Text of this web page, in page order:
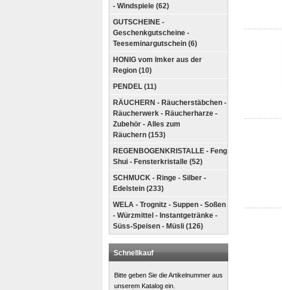
- Windspiele (62)
GUTSCHEINE -
Geschenkgutscheine -
Teeseminargutschein (6)
HONIG vom Imker aus der
Region (10)
PENDEL (11)
RÄUCHERN - Räucherstäbchen -
Räucherwerk - Räucherharze -
Zubehör - Alles zum
Räuchern (153)
REGENBOGENKRISTALLE - Feng
Shui - Fensterkristalle (52)
SCHMUCK - Ringe - Silber -
Edelstein (233)
WELA - Trognitz - Suppen - Soßen
- Würzmittel - Instantgetränke -
Süss-Speisen - Müsli (126)
Schnellkauf
Bitte geben Sie die Artikelnummer aus
unserem Katalog ein.